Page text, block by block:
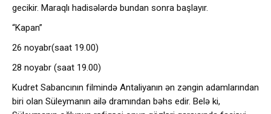
gecikir. Maraqlı hadisələrdə bundan sonra başlayır.
“Kapan”
26 noyabr(saat 19.00)
28 noyabr (saat 19.00)
Kudret Sabancının filmində Antaliyanın ən zəngin adamlarından
biri olan Süleymanın ailə dramından bəhs edir. Belə ki,